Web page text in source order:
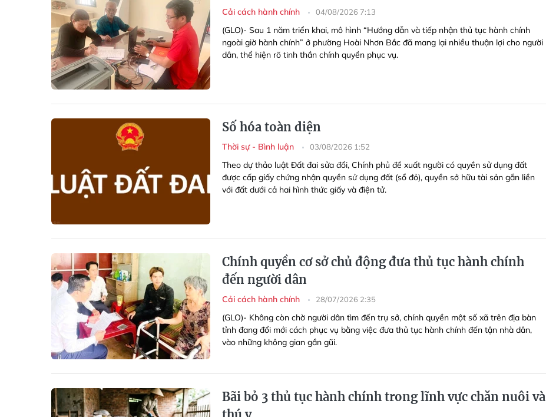
Cải cách hành chính 04/08/2026 7:13
(GLO)- Sau 1 năm triển khai, mô hình “Hướng dẫn và tiếp nhận thủ tục hành chính
ngoài giờ hành chính” ở phường Hoài Nhơn Bắc đã mang lại nhiều thuận lợi cho người
dân, thể hiện rõ tinh thần chính quyền phục vụ.
Số hóa toàn diện
Thời sự - Bình luận 03/08/2026 1:52
Theo dự thảo luật Đất đai sửa đổi, Chính phủ đề xuất người có quyền sử dụng đất
được cấp giấy chứng nhận quyền sử dụng đất (sổ đỏ), quyền sở hữu tài sản gắn liền
với đất dưới cả hai hình thức giấy và điện tử.
Chính quyền cơ sở chủ động đưa thủ tục hành chính
đến người dân
Cải cách hành chính 28/07/2026 2:35
(GLO)- Không còn chờ người dân tìm đến trụ sở, chính quyền một số xã trên địa bàn
tỉnh đang đổi mới cách phục vụ bằng việc đưa thủ tục hành chính đến tận nhà dân,
vào những không gian gần gũi.
Bãi bỏ 3 thủ tục hành chính trong lĩnh vực chăn nuôi và